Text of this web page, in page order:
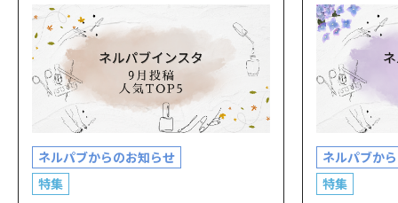
ネルパブからのお知らせ
特集
ネルパブか
特集